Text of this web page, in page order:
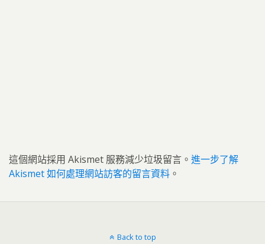
這個網站採用 Akismet 服務減少垃圾留言。 進一步了解
Akismet 如何處理網站訪客的留言資料 。
Back to top